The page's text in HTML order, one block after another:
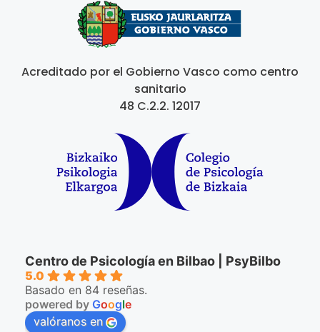
Acreditado por el Gobierno Vasco como centro
sanitario
48 C.2.2. 12017
Centro de Psicología en Bilbao | PsyBilbo
5.0
Basado en 84 reseñas.
powered by Google
valóranos en